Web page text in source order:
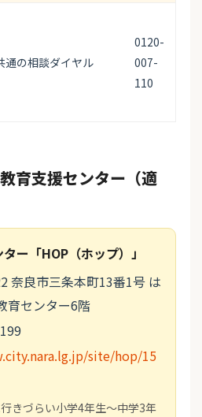
通の相談ダイヤル
0120-
007-
110
育支援センター（適
ー「HOP（ホップ）」
奈良市三条本町13番1号 は
育センター6階
site/hop/15
きづらい小学4年生～中学3年